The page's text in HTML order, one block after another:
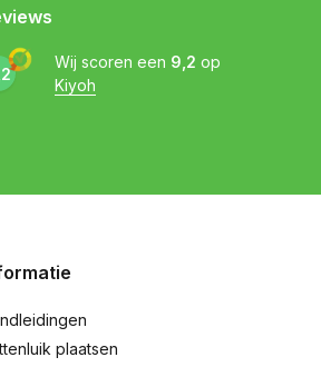
Wij scoren een 9,2 op
Kiyoh
plaatsen